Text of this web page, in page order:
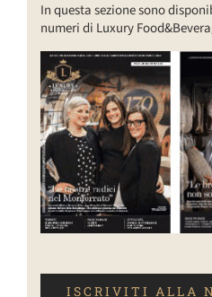
In questa sezione sono
numeri di Luxury
ISCRIVITI ALLA